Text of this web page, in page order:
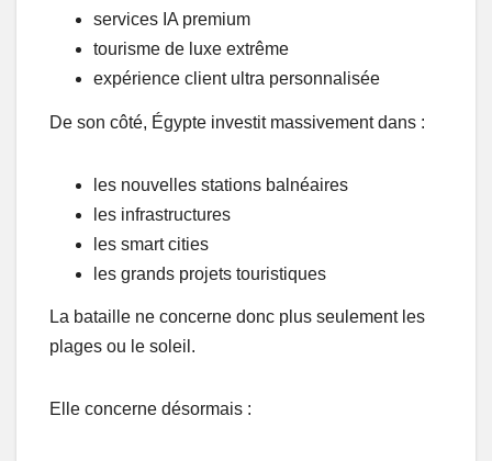
services IA premium
tourisme de luxe extrême
expérience client ultra personnalisée
De son côté, Égypte investit massivement dans :
les nouvelles stations balnéaires
les infrastructures
les smart cities
les grands projets touristiques
La bataille ne concerne donc plus seulement les
plages ou le soleil.
Elle concerne désormais :